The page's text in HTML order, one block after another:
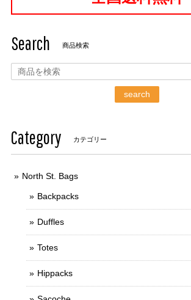
Search 商品検索
search
Category カテゴリー
North St. Bags
Backpacks
Duffles
Totes
Hippacks